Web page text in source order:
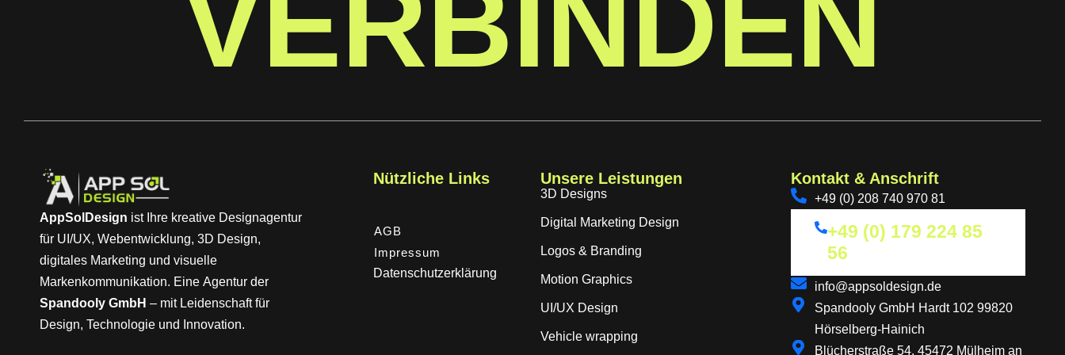
AppSolDesign ist Ihre kreative Designagentur
für UI/UX, Webentwicklung, 3D Design,
digitales Marketing und visuelle
Markenkommunikation. Eine Agentur der
Spandooly GmbH – mit Leidenschaft für
Design, Technologie und Innovation.
Nützliche Links
AGB
Impressum
Datenschutzerklärung
Unsere Leistungen
3D Designs
Digital Marketing Design
Logos & Branding
Motion Graphics
UI/UX Design
Vehicle wrapping
Kontakt & Anschrift
+49 (0) 208 740 970 81
+49 (0) 179 224 85
56
info@appsoldesign.de
Spandooly GmbH Hardt 102 99820
Hörselberg-Hainich
Blücherstraße 54, 45472 Mülheim an